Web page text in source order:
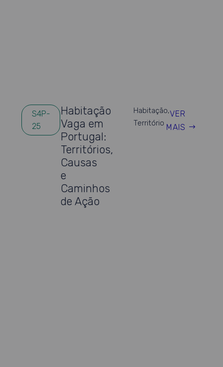
S4P-
25
Habitação
Vaga em
Portugal:
Territórios,
Causas
e
Caminhos
de Ação
Habitação,
Território
VER
MAIS